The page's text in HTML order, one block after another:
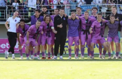
ФУТЗАЛ
ІНШІ
БУКМЕКЕРИ